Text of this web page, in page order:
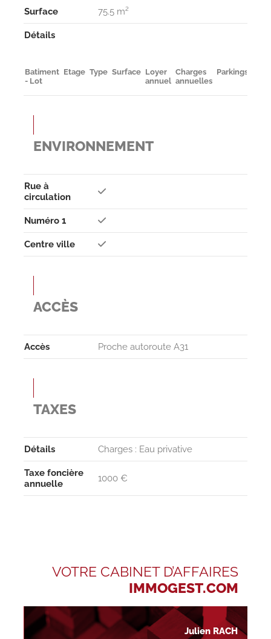
Surface 75.5 m²
Détails
Batiment
- Lot
Etage Type Surface Loyer
annuel
Charges
annuelles
Parkings
ENVIRONNEMENT
Rue à
circulation
Numéro 1
Centre ville
ACCÈS
Accès Proche autoroute A31
TAXES
Détails Charges : Eau privative
Taxe foncière
annuelle
1000 €
VOTRE CABINET D’AFFAIRES
IMMOGEST.COM
Julien RACH